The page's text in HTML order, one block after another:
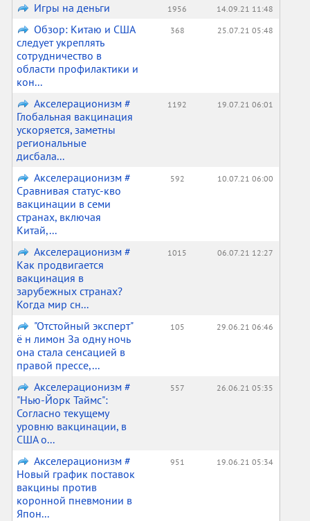
Игры на деньги 1956 14.09.21 11:48
Обзор: Китаю и США
следует укреплять
сотрудничество в
области профилактики и
кон...
368 25.07.21 05:48
Акселерационизм #
Глобальная вакцинация
ускоряется, заметны
региональные
дисбала...
1192 19.07.21 06:01
Акселерационизм #
Сравнивая статус-кво
вакцинации в семи
странах, включая
Китай,...
592 10.07.21 06:00
Акселерационизм #
Как продвигается
вакцинация в
зарубежных странах?
Когда мир сн...
1015 06.07.21 12:27
"Отстойный эксперт"
ё н лимон За одну ночь
она стала сенсацией в
правой прессе,...
105 29.06.21 06:46
Акселерационизм #
"Нью-Йорк Таймс":
Согласно текущему
уровню вакцинации, в
США о...
557 26.06.21 05:35
Акселерационизм #
Новый график поставок
вакцины против
коронной пневмонии в
Япон...
951 19.06.21 05:34